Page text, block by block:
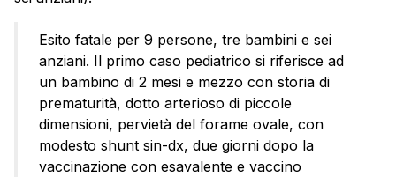
Esito fatale per 9 persone, tre bambini e sei
anziani. Il primo caso pediatrico si riferisce ad
un bambino di 2 mesi e mezzo con storia di
prematurità, dotto arterioso di piccole
dimensioni, pervietà del forame ovale, con
modesto shunt sin-dx, due giorni dopo la
vaccinazione con esavalente e vaccino